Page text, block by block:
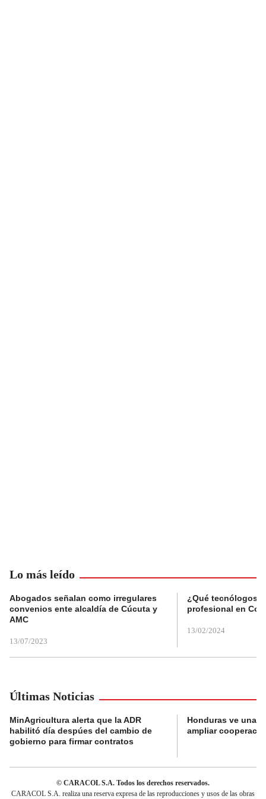
Lo más leído
Abogados señalan como irregulares
convenios ente alcaldía de Cúcuta y
AMC
13/07/2023
¿Qué tecnólogos
profesional en
13/02/2024
Últimas Noticias
MinAgricultura alerta que la ADR
habilitó día despúes del cambio de
gobierno para firmar contratos
Honduras ve una
ampliar
© CARACOL S.A. Todos los derechos reservados.
CARACOL S.A. realiza una reserva expresa de las reproducciones y usos de las obras